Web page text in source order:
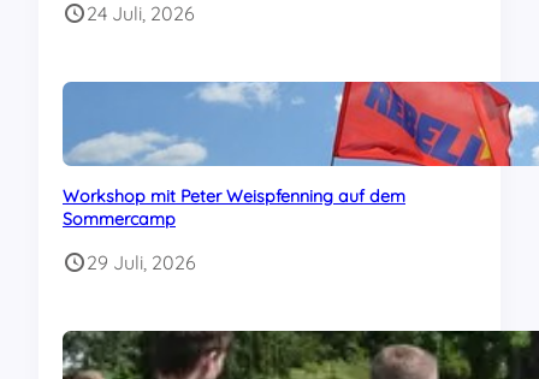
24 Juli, 2026
Workshop mit Peter Weispfenning auf dem
Sommercamp
29 Juli, 2026